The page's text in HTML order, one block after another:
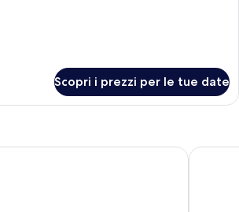
Scopri i prezzi per le tue date
Quark